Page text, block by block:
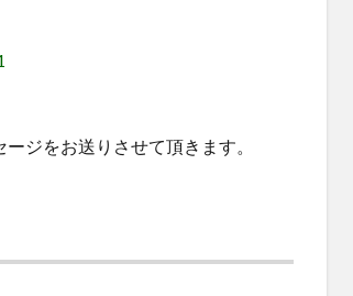
ジをお送りさせて頂きます。